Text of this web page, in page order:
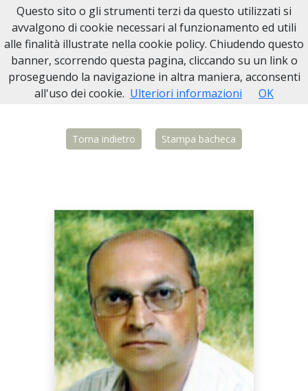
Necrologi Biella
Home Italia BI Candelo Renzo Rubele
Torna indietro Stampa bacheca
Questo sito o gli strumenti terzi da questo utilizzati si
avvalgono di cookie necessari al funzionamento ed utili
alle finalità illustrate nella cookie policy. Chiudendo questo
banner, scorrendo questa pagina, cliccando su un link o
proseguendo la navigazione in altra maniera, acconsenti
all'uso dei cookie. Ulteriori informazioni OK